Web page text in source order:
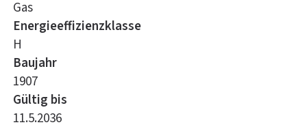
Gas
Energieeffizienzklasse
H
Baujahr
1907
Gültig bis
11.5.2036